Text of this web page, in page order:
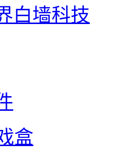
白墙科技
盒